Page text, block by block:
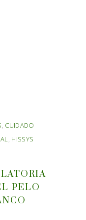
, CUIDADO
, HISSYS
PELO